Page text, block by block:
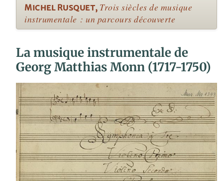
Michel Rusquet, Trois siècles de musique
instrumentale : un parcours découverte
La musique instrumentale de
Georg Matthias Monn (1717-1750)